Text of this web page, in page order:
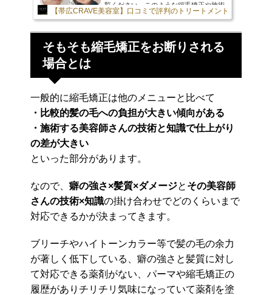
覧ください。このような縮毛矯正や施術
に関しての初めての方向けの記事は昨年
いうこともあり改めて書いておこうかと
は年長、その後娘にも恵まれそんな娘も
（としてほぼ機能していないw）ナツ氏
は８歳になろうとしています。僕自身も
う30代も半ばに差し掛かってきます...
【帯広CRAVE美容室】口コミで評判のトリートメントやナチュラ
そもそも縮毛矯正をお断りされる
場合とは
一般的に縮毛矯正は他のメニューと比べて
・比較的髪の毛への負担が大きい傾向がある
・施術する美容師さんの技術と知識で仕上がり
の差が大きい
といった部分があります。
なので、癖の強さ×髪質×ダメージと その美容師
さんの技術×知識の掛け合わせでどのくらいまで
対応できるかが決まってきます。
ブリーチやハイトーンカラー等で髪の毛の余力
が著しく低下している、癖の強さと髪質に対し
て対応できる薬剤がない、パーマや縮毛矯正の
履歴がありチリチリ気味になっていて薬剤を塗